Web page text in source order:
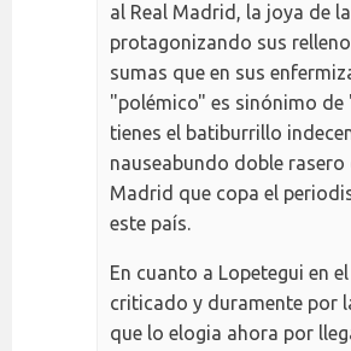
al Real Madrid, la joya de
protagonizando sus
sumas que en sus
"polémico" es sinónimo de
tienes el batiburrillo
nauseabundo doble rasero
Madrid que copa el
este país.
En cuanto a Lopetegui en
criticado y duramente por
que lo elogia ahora por